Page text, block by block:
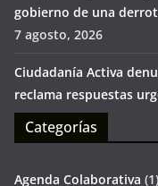
gobierno de una
7 agosto, 2026
Ciudadanía Activa
reclama respuestas
Categorías
Agenda Colaborativa (1)